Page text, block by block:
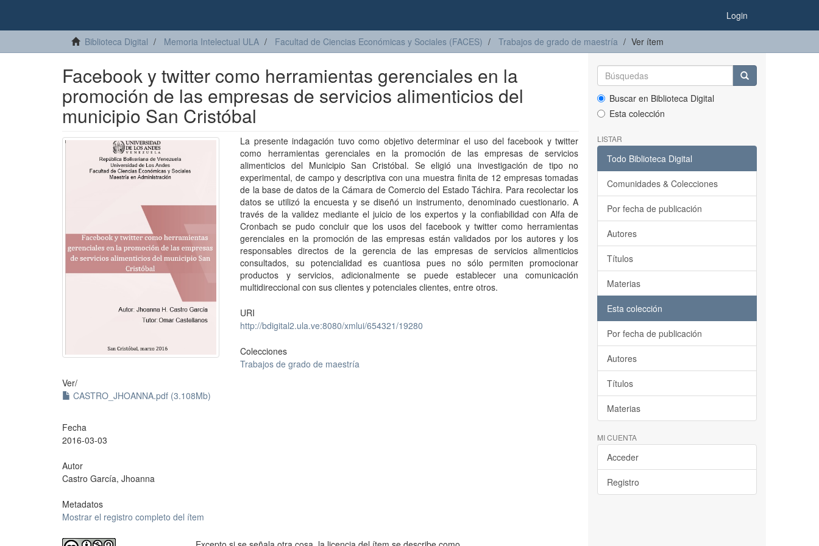
Login
Biblioteca Digital Memoria Intelectual ULA Facultad de Ciencias Económicas y Sociales (FACES) Trabajos de grado de maestría Ver ítem
Facebook y twitter como herramientas gerenciales en la
promoción de las empresas de servicios alimenticios del
municipio San Cristóbal
Ver/
CASTRO_JHOANNA.pdf (3.108Mb)
Fecha
2016-03-03
Autor
Castro García, Jhoanna
Metadatos
Mostrar el registro completo del ítem
La presente indagación tuvo como objetivo determinar el uso del facebook y twitter
como herramientas gerenciales en la promoción de las empresas de servicios
alimenticios del Municipio San Cristóbal. Se eligió una investigación de tipo no
experimental, de campo y descriptiva con una muestra finita de 12 empresas tomadas
de la base de datos de la Cámara de Comercio del Estado Táchira. Para recolectar los
datos se utilizó la encuesta y se diseñó un instrumento, denominado cuestionario. A
través de la validez mediante el juicio de los expertos y la confiabilidad con Alfa de
Cronbach se pudo concluir que los usos del facebook y twitter como herramientas
gerenciales en la promoción de las empresas están validados por los autores y los
responsables directos de la gerencia de las empresas de servicios alimenticios
consultados, su potencialidad es cuantiosa pues no sólo permiten promocionar
productos y servicios, adicionalmente se puede establecer una comunicación
multidireccional con sus clientes y potenciales clientes, entre otros.
URI
http://bdigital2.ula.ve:8080/xmlui/654321/19280
Colecciones
Trabajos de grado de maestría
Buscar en Biblioteca Digital
Esta colección
LISTAR
Todo Biblioteca Digital
Comunidades & Colecciones
Por fecha de publicación
Autores
Títulos
Materias
Esta colección
Por fecha de publicación
Autores
Títulos
Materias
MI CUENTA
Acceder
Registro